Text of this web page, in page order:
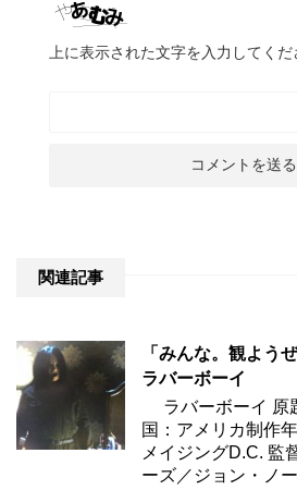
上に表示された文字を入力してくだ
関連記事
「みんな。観よう
ラバーボーイ
ラバーボーイ 原
国：アメリカ制作
メイジングD.C.
ーズ／ジョン・ノ